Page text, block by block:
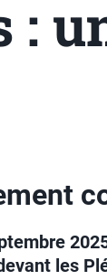
:
les